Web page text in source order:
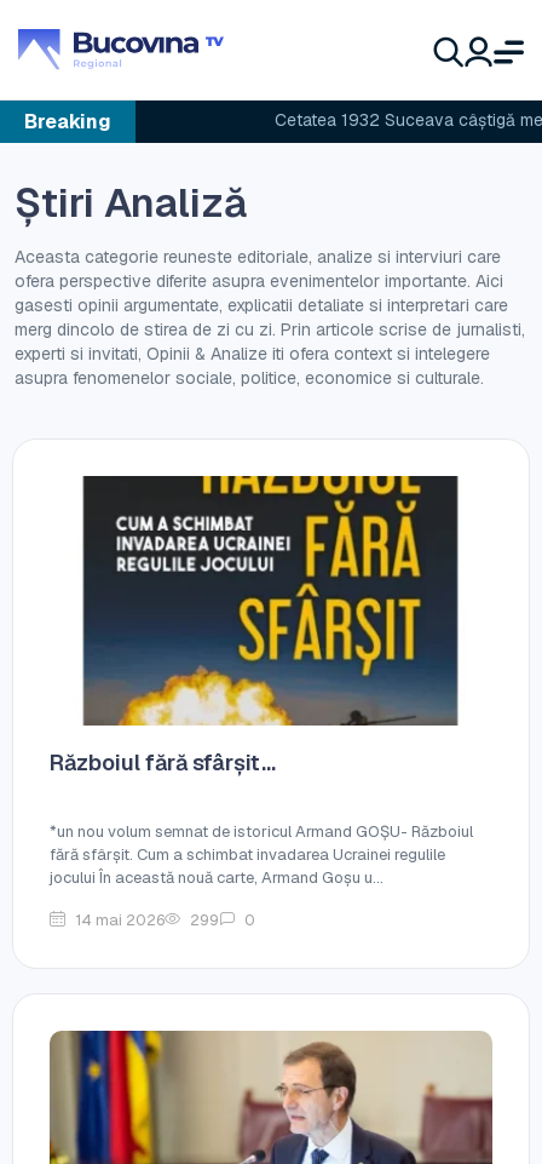
Breaking Cetatea 1932 Suceava câștigă meciul
Știri Analiză
Aceasta categorie reuneste editoriale, analize si interviuri care
ofera perspective diferite asupra evenimentelor importante. Aici
gasesti opinii argumentate, explicatii detaliate si interpretari care
merg dincolo de stirea de zi cu zi. Prin articole scrise de jurnalisti,
experti si invitati, Opinii & Analize iti ofera context si intelegere
asupra fenomenelor sociale, politice, economice si culturale.
Războiul fără sfârșit…
*un nou volum semnat de istoricul Armand GOȘU- Războiul
fără sfârșit. Cum a schimbat invadarea Ucrainei regulile
jocului În această nouă carte, Armand Goșu u...
14 mai 2026 299 0